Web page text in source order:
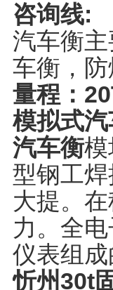
咨询线:
汽车衡
车衡，
量程：
模拟式
汽车衡
型钢工
大提。
力。全
仪表组
忻州30t